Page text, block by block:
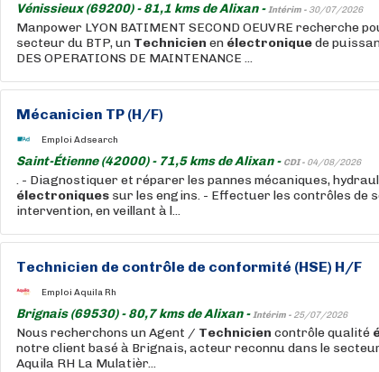
Vénissieux (69200) - 81,1 kms de Alixan -Intérim - 30/07/2026
Manpower LYON BATIMENT SECOND OEUVRE recherche
secteur du BTP, un Technicien en électroniquede
DES OPERATIONS DE MAINTENANCE ...
Mécanicien TP (H/F)
Emploi Adsearch
Saint-Étienne (42000) - 71,5 kms de Alixan - CDI - 04/08/2026
. - Diagnostiquer et réparer les pannes mécaniques,
électroniques sur les engins. - Effectuer les contrôles de
intervention, en veillant à l...
Technicien de contrôle de conformité (HSE) H/F
Emploi Aquila Rh
Brignais (69530) - 80,7 kms de Alixan -Intérim - 25/07/2026
Nous recherchons un Agent / Technicien contrôle qualité
notre client basé à Brignais, acteur reconnu dans le
Aquila RH La Mulatièr...